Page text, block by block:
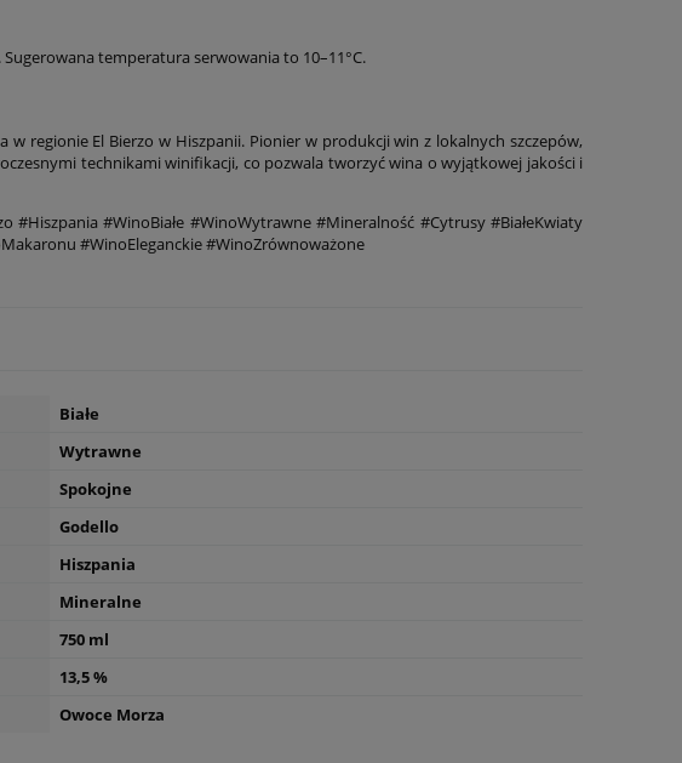
. Sugerowana temperatura serwowania to 10–11°C.
regionie El Bierzo w Hiszpanii. Pionier w produkcji win z lokalnych szczepów,
technikami winifikacji, co pozwala tworzyć wina o wyjątkowej jakości i
#Hiszpania #WinoBiałe #WinoWytrawne #Mineralność #Cytrusy #BiałeKwiaty
#WinoEleganckie #WinoZrównoważone
Białe
Wytrawne
Spokojne
Godello
Hiszpania
Mineralne
750 ml
13,5 %
Owoce Morza